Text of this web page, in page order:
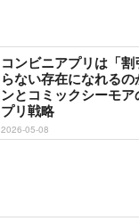
コンビニアプリは「
らない存在になれる
ンとコミックシーモ
プリ戦略
2026-05-08